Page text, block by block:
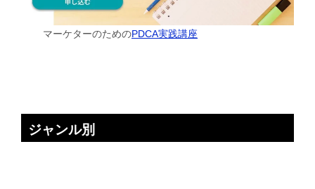
マーケターのためのPDCA実践講座
ジャンル別